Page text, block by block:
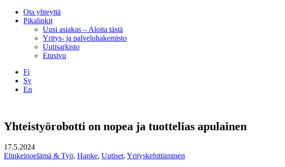
Ota yhteyttä
Pikalinkit
Uusi asiakas – Aloita tästä
Yritys- ja palveluhakemisto
Uutisarkisto
Etusivu
Fi
Sv
En
Yhteistyörobotti on nopea ja tuottelias apulainen
17.5.2024
Elinkeinoelämä & Työ, Hanke, Uutiset, Yrityskehittäminen